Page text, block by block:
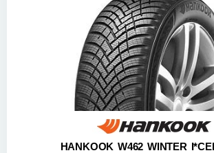
HANKOOK W462 WINTER